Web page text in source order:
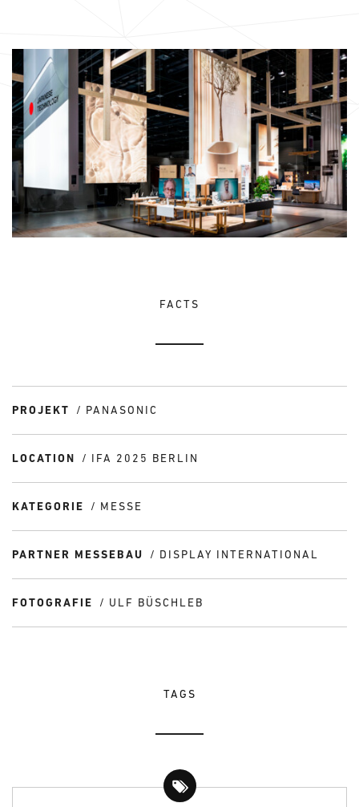
FACTS
PROJEKT PANASONIC
LOCATION IFA 2025 BERLIN
KATEGORIE MESSE
PARTNER MESSEBAU DISPLAY INTERNATIONAL
FOTOGRAFIE ULF BÜSCHLEB
TAGS